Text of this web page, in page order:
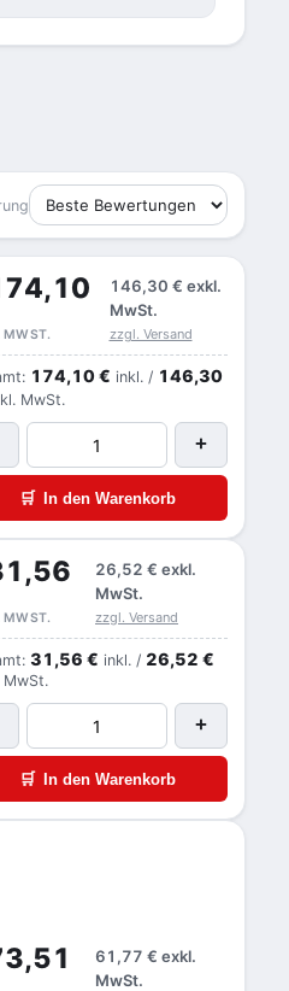
146,30 € exkl.
MwSt.
MWST. zzgl. Versand
174,10 € inkl. / 146,30
MwSt.
+
🛒 In den Warenkorb
26,52 € exkl.
MwSt.
MWST. zzgl. Versand
31,56 € inkl. / 26,52 €
MwSt.
+
🛒 In den Warenkorb
61,77 € exkl.
MwSt.